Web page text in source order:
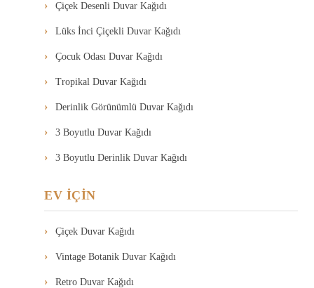
Çiçek Desenli Duvar Kağıdı
Lüks İnci Çiçekli Duvar Kağıdı
Çocuk Odası Duvar Kağıdı
Tropikal Duvar Kağıdı
Derinlik Görünümlü Duvar Kağıdı
3 Boyutlu Duvar Kağıdı
3 Boyutlu Derinlik Duvar Kağıdı
EV İÇİN
Çiçek Duvar Kağıdı
Vintage Botanik Duvar Kağıdı
Retro Duvar Kağıdı